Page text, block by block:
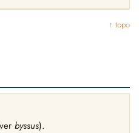
↑ topo
byssus).